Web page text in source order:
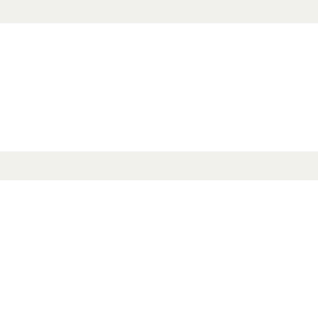
inklusive. Die Steuerung ist direkt am Ofen
besonders leicht bedienen. Die
einem – Ofen und integrierte Steuerung.
Ofenschutzgitter, Montageanleitung.